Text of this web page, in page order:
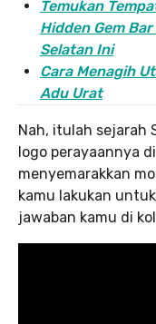
Temukan
Hidden Gem
Selatan Ini
Cara Menagih
Adu Urat
Nah, itulah sejarah
logo perayaannya
menyemarakkan
kamu lakukan
jawaban kamu di